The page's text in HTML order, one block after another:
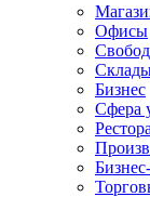
Офисы
Бизнес
Сфера